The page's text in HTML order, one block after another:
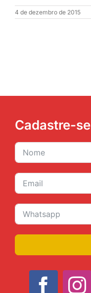
EVENTOS
4 de dezembro de 2015
Cadastre-se